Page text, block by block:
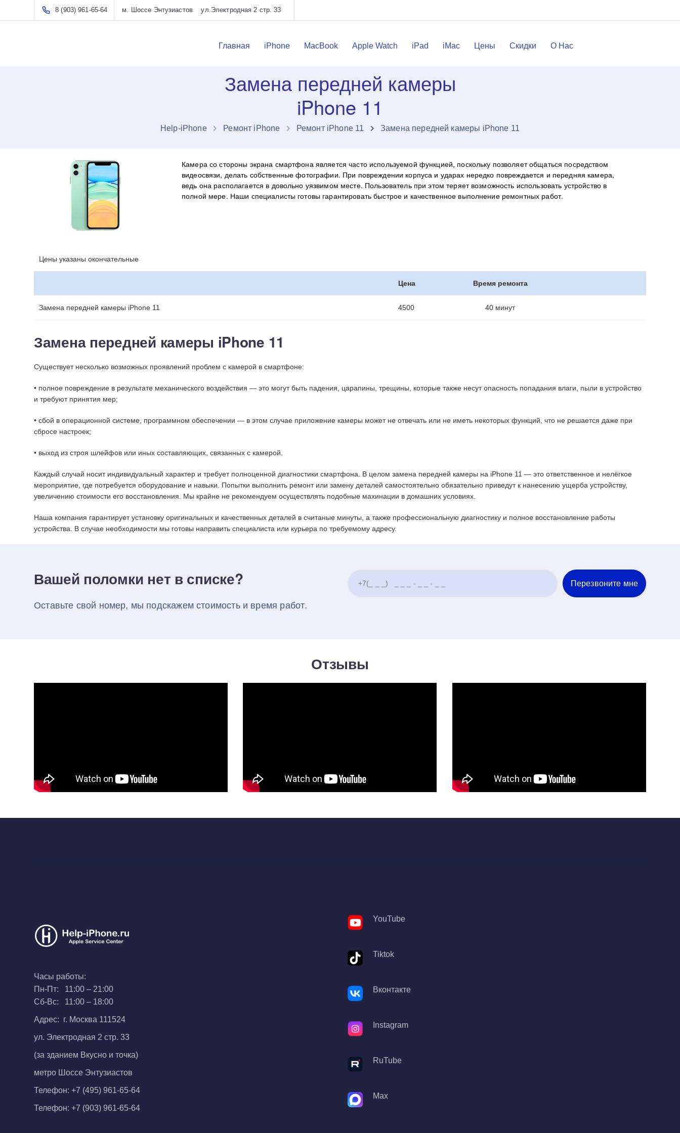
8 (903) 961-65-64 м. Шоссе Энтузиастов ул.Электродная 2 стр. 33
Главная iPhone MacBook Apple Watch iPad iMac Цены Скидки О Нас
Замена передней камеры
iPhone 11
Нelp-iPhone Ремонт iPhone Ремонт iPhone 11 Замена передней камеры iPhone 11
Камера со стороны экрана смартфона является часто используемой функцией, поскольку позволяет общаться посредством
видеосвязи, делать собственные фотографии. При повреждении корпуса и ударах нередко повреждается и передняя камера,
ведь она располагается в довольно уязвимом месте. Пользователь при этом теряет возможность использовать устройство в
полной мере. Наши специалисты готовы гарантировать быстрое и качественное выполнение ремонтных работ.
Цены указаны окончательные
Цена Время ремонта
Замена передней камеры iPhone 11 4500 40 минут
Замена передней камеры iPhone 11
Существует несколько возможных проявлений проблем с камерой в смартфоне:
• полное повреждение в результате механического воздействия — это могут быть падения, царапины, трещины, которые также несут опасность попадания влаги, пыли в устройство
и требуют принятия мер;
• сбой в операционной системе, программном обеспечении — в этом случае приложение камеры может не отвечать или не иметь некоторых функций, что не решается даже при
сбросе настроек;
• выход из строя шлейфов или иных составляющих, связанных с камерой.
Каждый случай носит индивидуальный характер и требует полноценной диагностики смартфона. В целом замена передней камеры на iPhone 11 — это ответственное и нелёгкое
мероприятие, где потребуется оборудование и навыки. Попытки выполнить ремонт или замену деталей самостоятельно обязательно приведут к нанесению ущерба устройству,
увеличению стоимости его восстановления. Мы крайне не рекомендуем осуществлять подобные махинации в домашних условиях.
Наша компания гарантирует установку оригинальных и качественных деталей в считаные минуты, а также профессиональную диагностику и полное восстановление работы
устройства. В случае необходимости мы готовы направить специалиста или курьера по требуемому адресу.
Вашей поломки нет в списке?
Оставьте свой номер, мы подскажем стоимость и время работ.
Отзывы
Часы работы:
Пн-Пт: 11:00 – 21:00
Сб-Вс: 11:00 – 18:00
Адрес: г. Москва 111524
ул. Электродная 2 стр. 33
(за зданием Вкусно и точка)
метро Шоссе Энтузиастов
Телефон: +7 (495) 961-65-64
Телефон: +7 (903) 961-65-64
YouTube
Tiktok
Вконтакте
Instagram
RuTube
Max